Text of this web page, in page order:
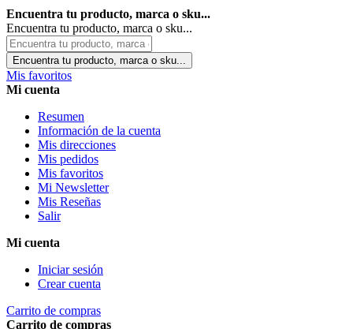
Encuentra tu producto, marca o sku...
Encuentra tu producto, marca o sku...
Encuentra tu producto, marca o sku...
Mis favoritos
Mi cuenta
Resumen
Información de la cuenta
Mis direcciones
Mis pedidos
Mis favoritos
Mi Newsletter
Mis Reseñas
Salir
Mi cuenta
Iniciar sesión
Crear cuenta
Carrito de compras
Carrito de compras